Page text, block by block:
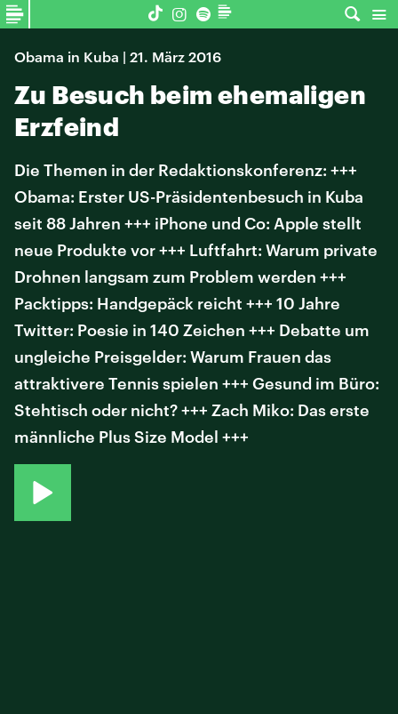
Obama in Kuba | 21. März 2016
Zu Besuch beim ehemaligen
Erzfeind
Die Themen in der Redaktionskonferenz: +++
Obama: Erster US-Präsidentenbesuch in Kuba
seit 88 Jahren +++ iPhone und Co: Apple stellt
neue Produkte vor +++ Luftfahrt: Warum private
Drohnen langsam zum Problem werden +++
Packtipps: Handgepäck reicht +++ 10 Jahre
Twitter: Poesie in 140 Zeichen +++ Debatte um
ungleiche Preisgelder: Warum Frauen das
attraktivere Tennis spielen +++ Gesund im Büro:
Stehtisch oder nicht? +++ Zach Miko: Das erste
männliche Plus Size Model +++